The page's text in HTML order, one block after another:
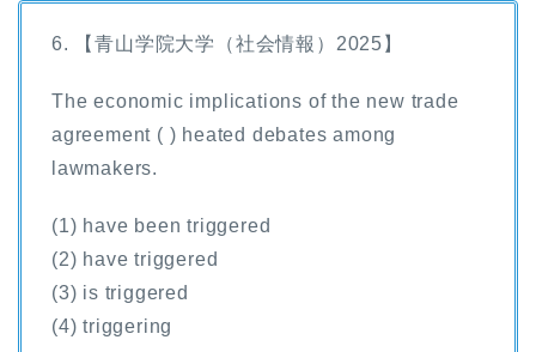
6. 【青山学院大学（社会情報）2025】
The economic implications of the new trade
agreement ( ) heated debates among
lawmakers.
(1) have been triggered
(2) have triggered
(3) is triggered
(4) triggering